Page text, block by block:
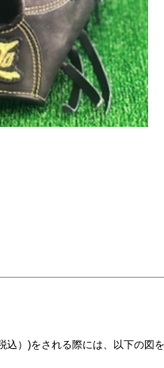
込）)をされる際には、以下の図